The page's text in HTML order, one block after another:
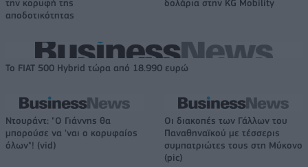
την κορυφή της
αποδοτικότητας
δολάρια στην KG Mobility
Το FIAT 500 Hybrid τώρα από 18.990 ευρώ
Ντουράντ: "Ο Γιάννης θα
μπορούσε να 'ναι ο κορυφαίος
όλων"! (vid)
Οι διακοπές των Γάλλων του
Παναθηναϊκού με τέσσερις
συμπατριώτες τους στη Μύκονο
(pic)